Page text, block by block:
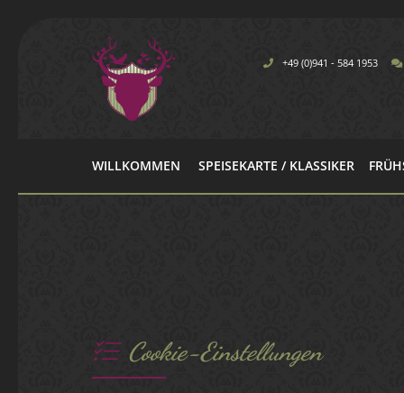
+49 (0)941 - 584 1953
WILLKOMMEN SPEISEKARTE / KLASSIKER
Cookie-Einstellungen